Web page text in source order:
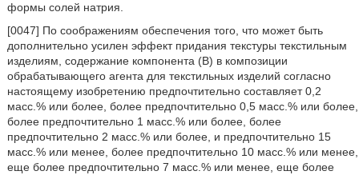
формы солей натрия.
[0047] По соображениям обеспечения того, что может быть
дополнительно усилен эффект придания текстуры текстильным
изделиям, содержание компонента (В) в композиции
обрабатывающего агента для текстильных изделий согласно
настоящему изобретению предпочтительно составляет 0,2
масс.% или более, более предпочтительно 0,5 масс.% или более,
более предпочтительно 1 масс.% или более, более
предпочтительно 2 масс.% или более, и предпочтительно 15
масс.% или менее, более предпочтительно 10 масс.% или менее,
еще более предпочтительно 7 масс.% или менее, еще более